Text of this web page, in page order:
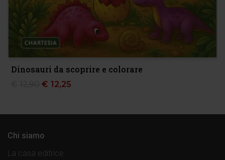
Dinosauri da scoprire e colorare
€ 12,25
Chi siamo
La casa editrice